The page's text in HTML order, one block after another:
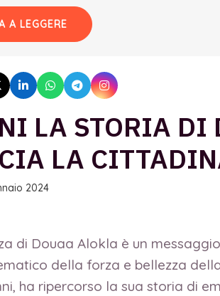
A LEGGERE
LA STORIA DI
LA
2024
di Douaa Alokla è un
della forza e bellezza
ha ripercorso la sua storia di